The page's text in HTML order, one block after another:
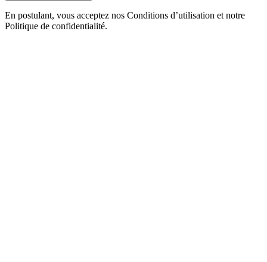
En postulant, vous acceptez nos Conditions d’utilisation et notre
Politique de confidentialité.